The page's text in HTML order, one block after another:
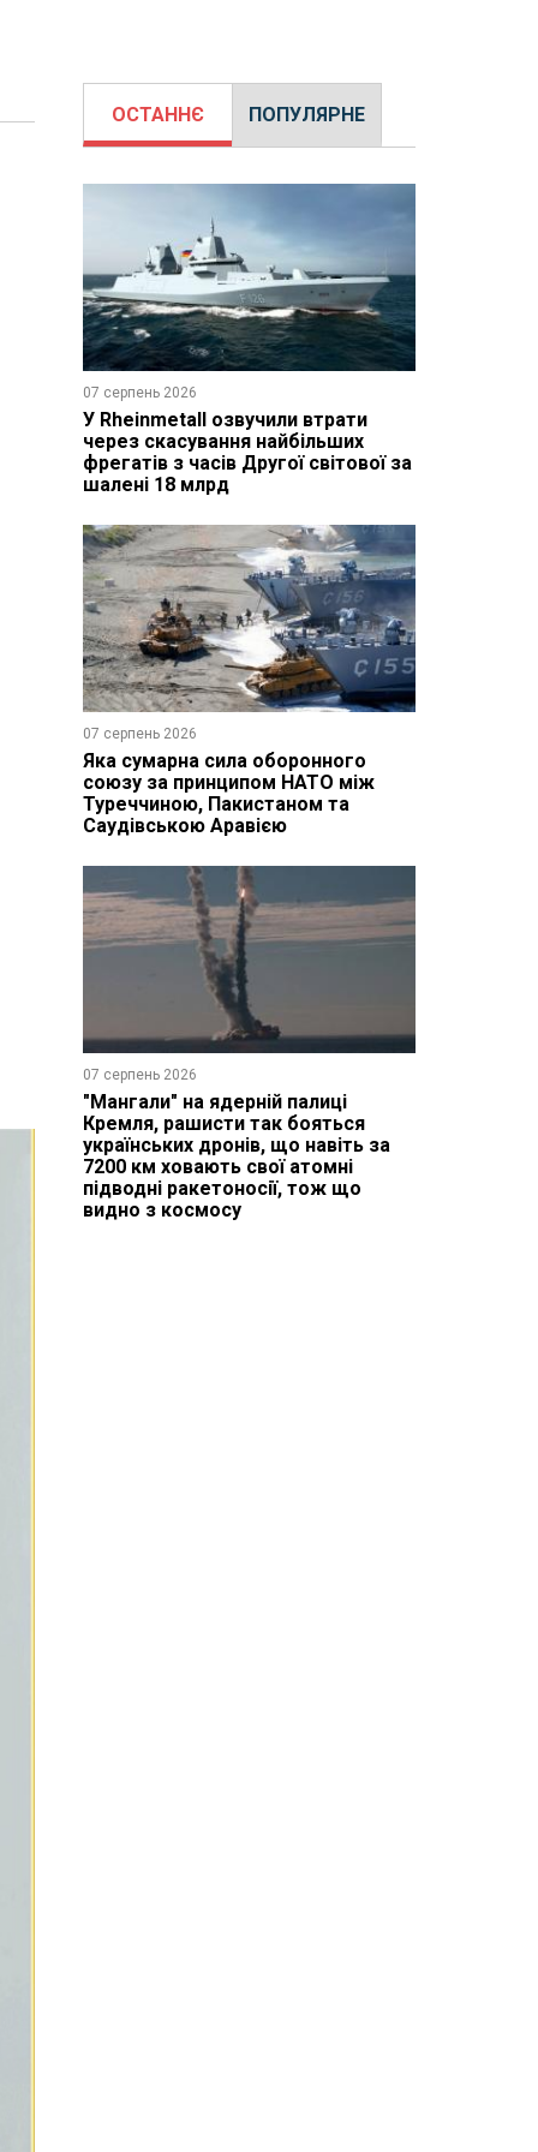
ОСТАННЄ ПОПУЛЯРНЕ
07 серпень 2026
У Rheinmetall озвучили втрати
через скасування найбільших
фрегатів з часів Другої світової за
шалені 18 млрд
07 серпень 2026
Яка сумарна сила оборонного
союзу за принципом НАТО між
Туреччиною, Пакистаном та
Саудівською Аравією
07 серпень 2026
"Мангали" на ядерній палиці
Кремля, рашисти так бояться
українських дронів, що навіть за
7200 км ховають свої атомні
підводні ракетоносії, тож що
видно з космосу